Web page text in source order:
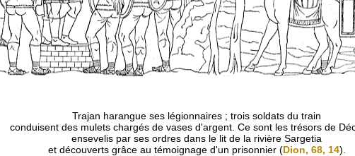
Trajan harangue ses légionnaires ; trois soldats du train
conduisent des mulets chargés de vases d'argent. Ce sont les trésors de
ensevelis par ses ordres dans le lit de la rivière Sargetia
et découverts grâce au témoignage d'un prisonnier (Dion, 68, 14).